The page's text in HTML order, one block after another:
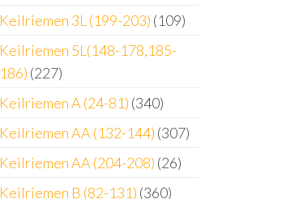
Keilriemen 3L (199-203) (109)
Keilriemen 5L(148-178,185-
186) (227)
Keilriemen A (24-81) (340)
Keilriemen AA (132-144) (307)
Keilriemen AA (204-208) (26)
Keilriemen B (82-131) (360)